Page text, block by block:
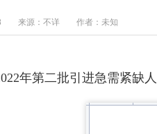
来源：不详 作者：未知
年第二批引进急需紧缺